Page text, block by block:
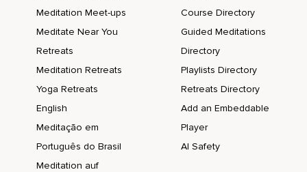
Je pense qu'une croyance comme ça,
Ma foi,
Si c'est votre cas,
Meditation Meet-ups
Meditate Near You
Retreats
Meditation Retreats
Yoga Retreats
English
Meditação em
Português do Brasil
Meditation auf
Course Directory
Guided Meditations
Directory
Playlists Directory
Retreats Directory
Add an Embeddable
Player
AI Safety